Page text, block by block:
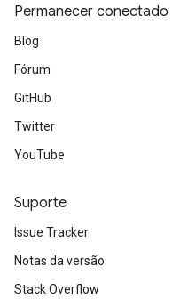
Permanecer conectado
Blog
Fórum
GitHub
Twitter
YouTube
Suporte
Issue Tracker
Notas da versão
Stack Overflow